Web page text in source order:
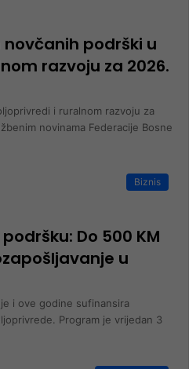
podrški u
razvoju za 2026.
i ruralnom razvoju za
novinama Federacije Bosne
Biznis
Do 500 KM
u
i ove godine sufinansira
Program je vrijedan 3